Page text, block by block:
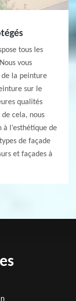
tous les
vous
de la peinture
sur le
qualités
cela, nous
l’esthétique de
de façade
et façades à